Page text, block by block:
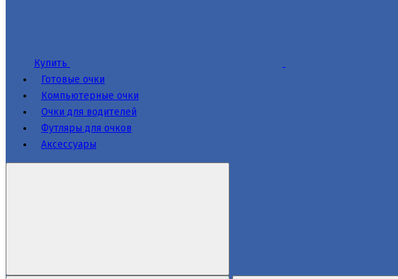
Купить
Готовые очки
Компьютерные очки
Очки для водителей
Футляры для очков
Аксессуары